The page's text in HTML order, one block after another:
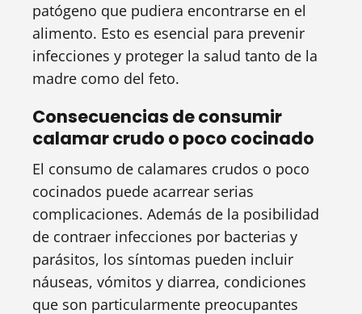
patógeno que pudiera encontrarse en el
alimento. Esto es esencial para prevenir
infecciones y proteger la salud tanto de la
madre como del feto.
Consecuencias de consumir
calamar crudo o poco cocinado
El consumo de calamares crudos o poco
cocinados puede acarrear serias
complicaciones. Además de la posibilidad
de contraer infecciones por bacterias y
parásitos, los síntomas pueden incluir
náuseas, vómitos y diarrea, condiciones
que son particularmente preocupantes